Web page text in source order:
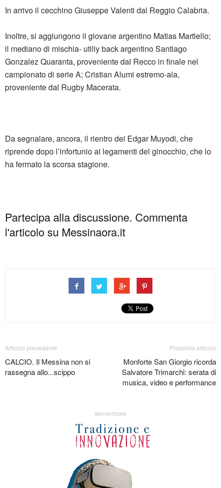
In arrivo il cecchino Giuseppe Valenti dal Reggio Calabria.
Inoltre, si aggiungono il giovane argentino Matias Martiello;
il mediano di mischia- utiliy back argentino Santiago
Gonzalez Quaranta, proveniente dal Recco in finale nel
campionato di serie A; Cristian Alumi estremo-ala,
proveniente dal Rugby Macerata.
Da segnalare, ancora, il rientro dei Edgar Muyodi, che
riprende dopo l’infortunio ai legamenti del ginocchio, che lo
ha fermato la scorsa stagione.
Partecipa alla discussione. Commenta
l'articolo su Messinaora.it
Articolo precedente
CALCIO. Il Messina non si
rassegna allo...scippo
Prossimo articolo
Monforte San Giorgio ricorda
Salvatore Trimarchi: serata di
musica, video e performance
sponsorizzata